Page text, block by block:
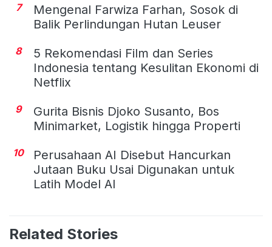
7
Mengenal Farwiza Farhan, Sosok di
Balik Perlindungan Hutan Leuser
8
5 Rekomendasi Film dan Series
Indonesia tentang Kesulitan Ekonomi di
Netflix
9
Gurita Bisnis Djoko Susanto, Bos
Minimarket, Logistik hingga Properti
10
Perusahaan AI Disebut Hancurkan
Jutaan Buku Usai Digunakan untuk
Latih Model AI
Related Stories